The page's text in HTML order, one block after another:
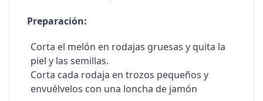
Preparación:
Corta el melón en rodajas gruesas y quita la
piel y las semillas.
Corta cada rodaja en trozos pequeños y
envuélvelos con una loncha de jamón